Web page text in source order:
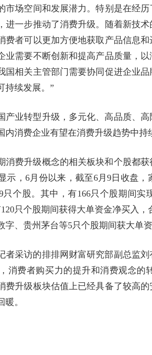
市场空间和发展潜力。特别是在经
进一步推动了消费升级。随着新技
费者可以更加方便地获取产品信息
业需要不断创新和提高产品质量，
国相关主管部门需要协同促进企业
持续发展。”
产业转型升级，多元化、高品质、
消费企业有望在消费升级趋势中持
消费升级概念的相关板块和个股都
示，6月份以来，截至6月9日收盘
只个股。其中，有166只个股期间
只个股期间获得大单资金净买入
字、贵州茅台等5只个股期间获大单
者采访的排排网财富研究部副总监
消费者购买力的提升和消费观念的
费升级板块估值上已经具备了较高
。